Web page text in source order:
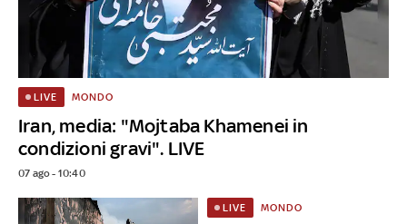
Iran, media: "Mojtaba Khamenei in
condizioni gravi". LIVE
LIVE MONDO
07 ago - 10:40
LIVE MONDO